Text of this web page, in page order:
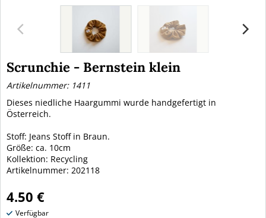
Scrunchie - Bernstein klein
Artikelnummer: 1411
Dieses niedliche Haargummi wurde handgefertigt in
Österreich.
Stoff: Jeans Stoff in Braun.
Größe: ca. 10cm
Kollektion: Recycling
Artikelnummer: 202118
4.50 €
Verfügbar